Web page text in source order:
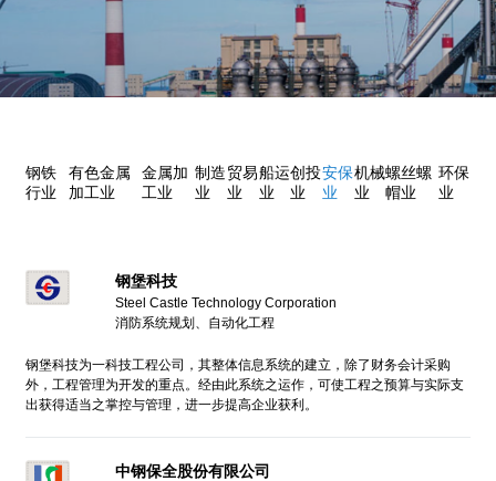
钢铁
行业
有色金属
加工业
金属加
工业
制造
业
贸易
业
船运
业
创投
业
安保
业
机械
业
螺丝螺
帽业
环保
业
钢堡科技
Steel Castle Technology Corporation
消防系统规划、自动化工程
钢堡科技为一科技工程公司，其整体信息系统的建立，除了财务会计采购
外，工程管理为开发的重点。经由此系统之运作，可使工程之预算与实际支
出获得适当之掌控与管理，进一步提高企业获利。
中钢保全股份有限公司